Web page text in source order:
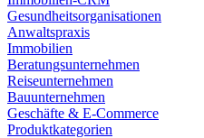
Gesundheitsorganisationen
Anwaltspraxis
Immobilien
Beratungsunternehmen
Reiseunternehmen
Bauunternehmen
Geschäfte & E-Commerce
Produktkategorien